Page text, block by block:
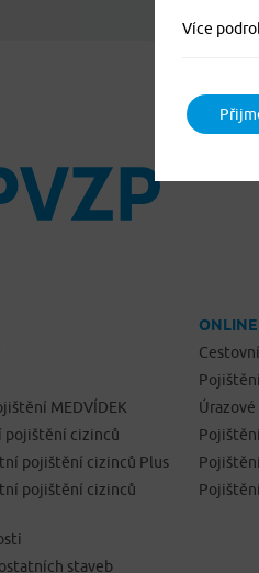
MEDVÍDEK
pojištění cizinců
pojištění cizinců Plus
pojištění cizinců
staveb
Více